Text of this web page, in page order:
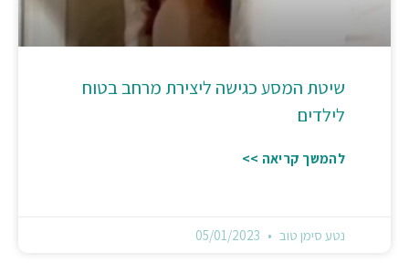
שיטת המסע כגישה ליצירת מרחב בטוח
לילדים
להמשך קריאה >>
נטע סימן טוב